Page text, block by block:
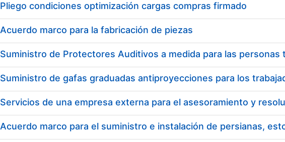
Erakutsi/Ezkutatu
Pliego condiciones optimización cargas compras firmado
Acuerdo marco para la fabricación de piezas
Acuerdo marco para el suministro e instalación de persianas,